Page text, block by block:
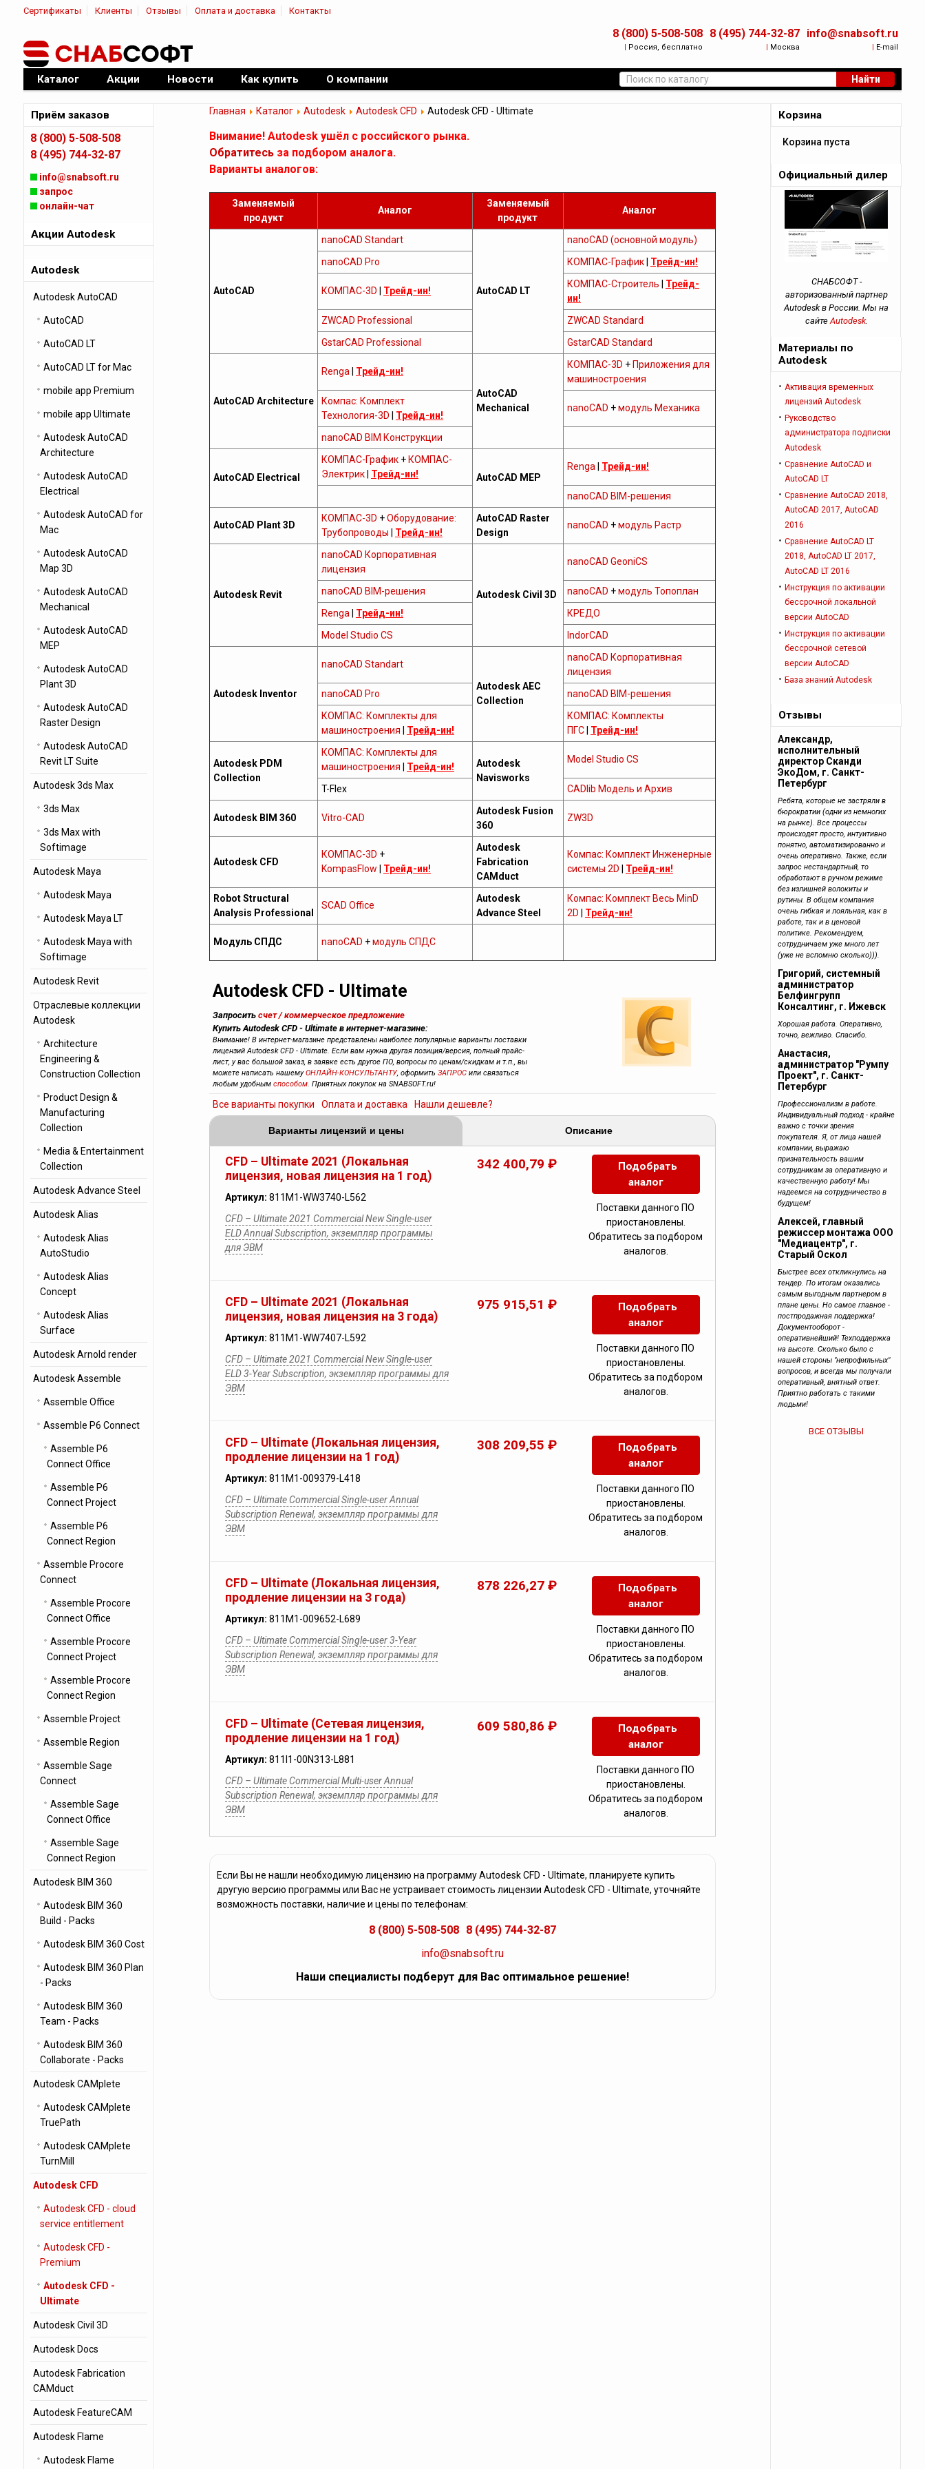
Сертификаты Клиенты Отзывы Оплата и доставка Контакты
8 (800) 5-508-508
| Россия, бесплатно
8 (495) 744-32-87
| Москва
info@snabsoft.ru
| E-mail
Официальный дилер ПО
Каталог Акции Новости Как купить О компании Найти
Главная Каталог Autodesk Autodesk CFD Autodesk CFD - Ultimate
Внимание! Autodesk ушёл с российского рынка.
Обратитесьза подбором аналога.
Варианты аналогов:
Заменяемый
продукт
Аналог
Заменяемый
продукт
Аналог
AutoCAD
nanoCAD Standart
AutoCAD LT
nanoCAD (основной модуль)
nanoCAD Pro
КОМПАС-График| Трейд-ин!
КОМПАС-3D Трейд-ин!
КОМПАС-Строитель
Трейд-
ин!
ZWCAD Professional
ZWCAD Standard
GstarCAD Professional
GstarCAD Standard
AutoCAD Architecture
Renga
Трейд-ин!
AutoCAD
Mechanical
КОМПАС-3D + Приложения для
машиностроения
Компас: Комплект
Технология-3D
Трейд-ин!
nanoCAD +модуль Механика
nanoCAD BIM Конструкции
AutoCAD Electrical
КОМПАС-График+ КОМПАС-
Электрик| Трейд-ин! AutoCAD MEP
Renga Трейд-ин!
nanoCAD BIM-решения
AutoCAD Plant 3D
КОМПАС-3D +Оборудование:
Трубопроводы
Трейд-ин!
AutoCAD Raster
Design
nanoCAD +модуль Растр
Autodesk Revit
nanoCAD Корпоративная
лицензия
Autodesk Civil 3D
nanoCAD GeoniCS
nanoCAD BIM-решения nanoCAD +модуль Топоплан
Renga
Трейд-ин!
КРЕДО
Model Studio CS
IndorCAD
Autodesk Inventor
nanoCAD Standart
Autodesk AEC
Collection
nanoCAD Корпоративная
лицензия
nanoCAD Pro
nanoCAD BIM-решения
КОМПАС: Комплекты для
машиностроения
Трейд-ин!
КОМПАС: Комплекты
ПГС| Трейд-ин!
Autodesk PDM
Collection
КОМПАС: Комплекты для
машиностроения
Трейд-ин!
Autodesk
Navisworks
Model Studio CS
T-Flex CADlib Модель и Архив
Autodesk BIM 360 Vitro-CAD
Autodesk Fusion
360
ZW3D
Autodesk CFD
КОМПАС-3D +
KompasFlow
Трейд-ин!
Autodesk
Fabrication
CAMduct
Компас: Комплект Инженерные
системы 2D
Трейд-ин!
Robot Structural
Analysis Professional
SCAD Office
Autodesk
Advance Steel
Компас: Комплект Весь MinD
2D
Трейд-ин!
Модуль СПДС nanoCAD +модуль СПДС
Autodesk CFD - Ultimate
Запросить счет / коммерческое предложение
Купить Autodesk CFD - Ultimate в интернет-магазине:
Внимание! В интернет-магазине представлены наиболее популярные варианты поставки
лицензий Autodesk CFD - Ultimate. Если вам нужна другая позиция/версия, полный прайс-
лист, у вас большой заказ, в заявке есть другое ПО, вопросы по ценам/скидкам и т.п., вы
можете написать нашемуОНЛАЙН-КОНСУЛЬТАНТУ, оформить ЗАПРОСили связаться
любым удобным способом. Приятных покупок на SNABSOFT.ru!
Все варианты покупки Оплата и доставка Нашли дешевле?
Варианты лицензий и цены Описание
CFD – Ultimate 2021 (Локальная
лицензия, новая лицензия на 1 год)
Артикул: 811M1-WW3740-L562
CFD – Ultimate 2021 Commercial New Single-user
ELD Annual Subscription, экземпляр программы
для ЭВМ
342 400,79 ₽
Подобрать
аналог
Поставки данного ПО
приостановлены.
Обратитесь за подбором
аналогов.
CFD – Ultimate 2021 (Локальная
лицензия, новая лицензия на 3 года)
Артикул: 811M1-WW7407-L592
CFD – Ultimate 2021 Commercial New Single-user
ELD 3-Year Subscription, экземпляр программы для
ЭВМ
975 915,51 ₽
Подобрать
аналог
Поставки данного ПО
приостановлены.
Обратитесь за подбором
аналогов.
CFD – Ultimate (Локальная лицензия,
продление лицензии на 1 год)
Артикул: 811M1-009379-L418
CFD – Ultimate Commercial Single-user Annual
Subscription Renewal, экземпляр программы для
ЭВМ
308 209,55 ₽
Подобрать
аналог
Поставки данного ПО
приостановлены.
Обратитесь за подбором
аналогов.
CFD – Ultimate (Локальная лицензия,
продление лицензии на 3 года)
Артикул: 811M1-009652-L689
CFD – Ultimate Commercial Single-user 3-Year
Subscription Renewal, экземпляр программы для
ЭВМ
878 226,27 ₽
Подобрать
аналог
Поставки данного ПО
приостановлены.
Обратитесь за подбором
аналогов.
CFD – Ultimate (Сетевая лицензия,
продление лицензии на 1 год)
Артикул: 811I1-00N313-L881
CFD – Ultimate Commercial Multi-user Annual
Subscription Renewal, экземпляр программы для
ЭВМ
609 580,86 ₽
Подобрать
аналог
Поставки данного ПО
приостановлены.
Обратитесь за подбором
аналогов.
Если Вы не нашли необходимую лицензию на программу Autodesk CFD - Ultimate, планируете купить
другую версию программы или Вас не устраивает стоимость лицензии Autodesk CFD - Ultimate, уточняйте
возможность поставки, наличие и цены по телефонам:
8 (800) 5-508-508 8 (495) 744-32-87
info@snabsoft.ru
Наши специалисты подберут для Вас оптимальное решение!
Приём заказов
8 (800) 5-508-508
8 (495) 744-32-87
info@snabsoft.ru
запрос
онлайн-чат
Акции Autodesk
Autodesk
Autodesk AutoCAD
AutoCAD
AutoCAD LT
AutoCAD LT for Mac
mobile app Premium
mobile app Ultimate
Autodesk AutoCAD
Architecture
Autodesk AutoCAD
Electrical
Autodesk AutoCAD for
Mac
Autodesk AutoCAD
Map 3D
Autodesk AutoCAD
Mechanical
Autodesk AutoCAD
MEP
Autodesk AutoCAD
Plant 3D
Autodesk AutoCAD
Raster Design
Autodesk AutoCAD
Revit LT Suite
Autodesk 3ds Max
3ds Max
3ds Max with
Softimage
Autodesk Maya
Autodesk Maya
Autodesk Maya LT
Autodesk Maya with
Softimage
Autodesk Revit
Отраслевые коллекции
Autodesk
Architecture
Engineering &
Construction Collection
Product Design &
Manufacturing
Collection
Media & Entertainment
Collection
Autodesk Advance Steel
Autodesk Alias
Autodesk Alias
AutoStudio
Autodesk Alias
Concept
Autodesk Alias
Surface
Autodesk Arnold render
Autodesk Assemble
Assemble Office
Assemble P6 Connect
Assemble P6
Connect Office
Assemble P6
Connect Project
Assemble P6
Connect Region
Assemble Procore
Connect
Assemble Procore
Connect Office
Assemble Procore
Connect Project
Assemble Procore
Connect Region
Assemble Project
Assemble Region
Assemble Sage
Connect
Assemble Sage
Connect Office
Assemble Sage
Connect Region
Autodesk BIM 360
Autodesk BIM 360
Build - Packs
Autodesk BIM 360 Cost
Autodesk BIM 360 Plan
- Packs
Autodesk BIM 360
Team - Packs
Autodesk BIM 360
Collaborate - Packs
Autodesk CAMplete
Autodesk CAMplete
TruePath
Autodesk CAMplete
TurnMill
Autodesk CFD
Autodesk CFD - cloud
service entitlement
Autodesk CFD -
Premium
Autodesk CFD -
Ultimate
Autodesk Civil 3D
Autodesk Docs
Autodesk Fabrication
CAMduct
Autodesk FeatureCAM
Autodesk Flame
Autodesk Flame
Корзина
Корзина пуста
Официальный дилер
СНАБСОФТ -
авторизованный партнер
Autodesk в России. Мы на
сайтеAutodesk.
Материалы по
Autodesk
Активация временных
лицензий Autodesk
Руководство
администратора подписки
Autodesk
Сравнение AutoCAD и
AutoCAD LT
Сравнение AutoCAD 2018,
AutoCAD 2017, AutoCAD
2016
Сравнение AutoCAD LT
2018, AutoCAD LT 2017,
AutoCAD LT 2016
Инструкция по активации
бессрочной локальной
версии AutoCAD
Инструкция по активации
бессрочной cетевой
версии AutoCAD
База знаний Autodesk
Отзывы
Александр,
исполнительный
директор Сканди
ЭкоДом, г. Санкт-
Петербург
Ребята, которые не застряли в
бюрократии (одни из немногих
на рынке). Все процессы
происходят просто, интуитивно
понятно, автоматизированно и
очень оперативно. Также, если
запрос нестандартный, то
обработают в ручном режиме
без излишней волокиты и
рутины. В общем компания
очень гибкая и лояльная, как в
работе, так и в ценовой
политике. Рекомендуем,
сотрудничаем уже много лет
(уже не вспомню сколько))).
Григорий, системный
администратор
Белфингрупп
Консалтинг, г. Ижевск
Хорошая работа. Оперативно,
точно, вежливо. Спасибо.
Анастасия,
администратор "Румпу
Проект", г. Санкт-
Петербург
Профессионализм в работе.
Индивидуальный подход - крайне
важно с точки зрения
покупателя. Я, от лица нашей
компании, выражаю
признательность вашим
сотрудникам за оперативную и
качественную работу! Мы
надеемся на сотрудничество в
будущем!
Алексей, главный
режиссер монтажа ООО
"Медиацентр", г.
Старый Оскол
Быстрее всех откликнулись на
тендер. По итогам оказались
самым выгодным партнером в
плане цены. Но самое главное -
постпродажная поддержка!
Документооборот -
оперативнейший! Техподдержка
на высоте. Сколько было с
нашей стороны "непрофильных"
вопросов, и всегда мы получали
оперативный, внятный ответ.
Приятно работать с такими
людьми!
ВСЕ ОТЗЫВЫ